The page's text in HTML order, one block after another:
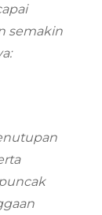
semakin